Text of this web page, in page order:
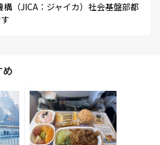
（JICA：ジャイカ）社会基盤部都
め